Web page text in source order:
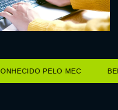
PELO MEC